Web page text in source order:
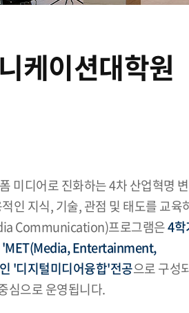
케이션대학원
미디어로 진화하는 4차 산업혁명
인 지식, 기술, 관점 및 태도를 교육
Communication)프로그램은4학
'MET(Media, Entertainment,
'디지털미디어융합'전공으로 구성
심으로 운영됩니다.